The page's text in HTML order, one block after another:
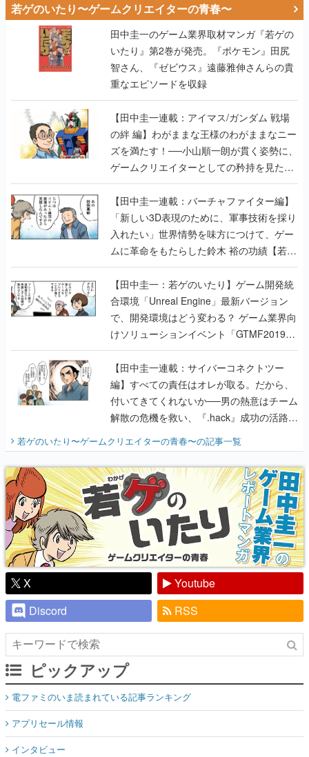
若ゲのいたり〜ゲームクリエイターの青春〜
田中圭一のゲーム業界取材マンガ『若ゲの
いたり』第2巻が発売。『ポケモン』田尻
智さん、『ゼビウス』遠藤雅伸さんらの貴
重なエピソードを収録
【田中圭一連載：アイマス/ガンダム 戦場
の絆 編】わがままな王様のわがままなニー
ズを満たす！──小山順一朗が貫く姿勢に、
ゲームクリエイターとしての矜持を見た
【若ゲのいたり最終回】
【田中圭一連載：バーチャファイター編】
「新しい3D表現のために、軍事技術を採り
入れたい」世界情勢を味方につけて、ゲー
ムに革命をもたらした鈴木 裕の功績【若ゲ
のいたり】
【田中圭一：若ゲのいたり】ゲーム開発統
合環境「Unreal Engine」最新バージョン
で、開発環境はどう変わる？ ゲーム業界向
けソリューションイベント「GTMF2019」
に行って、より理解を深めよう【PR】
【田中圭一連載：サイバーコネクトツー
編】すべての責任はオレが取る。だから、
付いてきてくれないか──男の熱意はチーム
解散の危機を救い、『.hack』成功の活路を
開く。業界の快男児・松山 洋に流れる血は
『少年ジャンプ』色だった【若ゲのいた
り】
若ゲのいたり〜ゲームクリエイターの青春〜の記事一覧
X
Youtube
Discord
RSS
ピックアップ
電ファミのいま読まれている記事ランキング
アプリセール情報
インタビュー